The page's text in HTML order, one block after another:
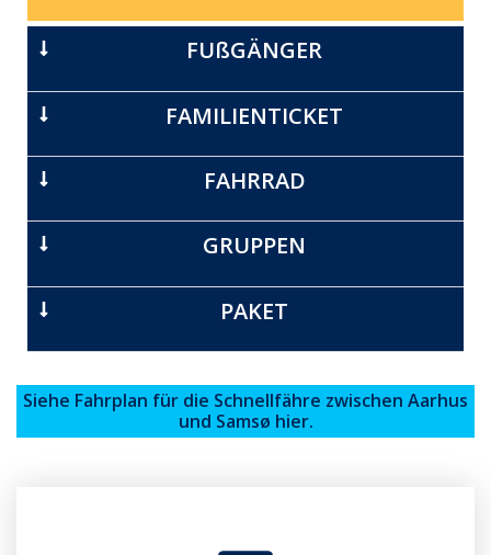
FUßGÄNGER
FAMILIENTICKET
FAHRRAD
GRUPPEN
PAKET
Siehe Fahrplan für die Schnellfähre zwischen Aarhus
und Samsø hier.